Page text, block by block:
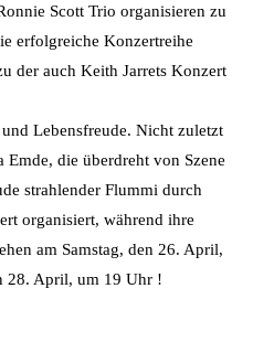
Scott Trio organisieren zu
erfolgreiche Konzertreihe
der auch Keith Jarrets Konzert
Lebensfreude. Nicht zuletzt
die überdreht von Szene
strahlender Flummi durch
organisiert, während ihre
am Samstag, den 26. April,
28. April, um 19 Uhr !